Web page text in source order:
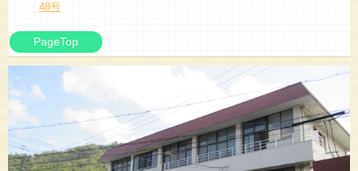
48号
PageTop